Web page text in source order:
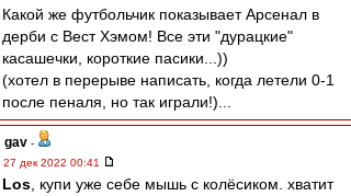
Какой же футбольчик показывает Арсенал в
дерби с Вест Хэмом! Все эти "дурацкие"
касашечки, короткие пасики...))
(хотел в перерыве написать, когда летели 0-1
после пеналя, но так играли!)...
gav -
27 дек 2022 00:41
Los , купи уже себе мышь с колёсиком. хватит